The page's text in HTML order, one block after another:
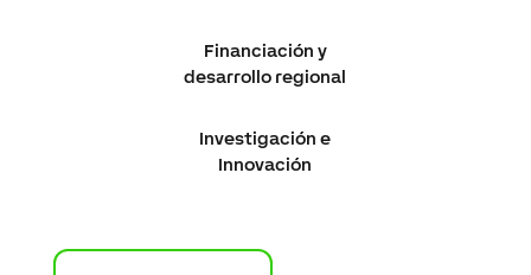
Financiación y
desarrollo regional
Investigación e
Innovación